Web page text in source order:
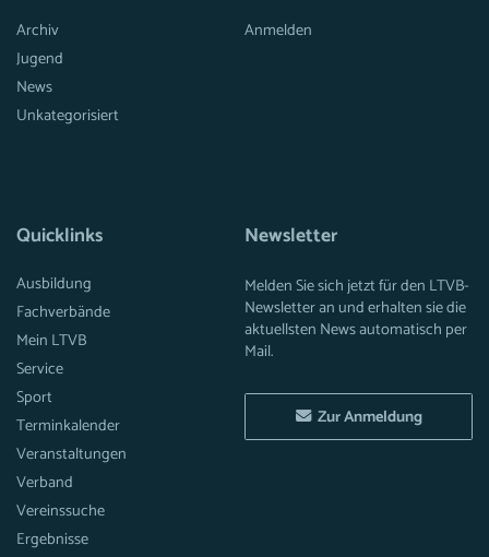
Archiv
Jugend
News
Unkategorisiert
Anmelden
Quicklinks
Ausbildung
Fachverbände
Mein LTVB
Service
Sport
Terminkalender
Veranstaltungen
Verband
Vereinssuche
Ergebnisse
Newsletter
Melden Sie sich jetzt für den LTVB-
Newsletter an und erhalten sie die
aktuellsten News automatisch per
Mail.
Zur Anmeldung